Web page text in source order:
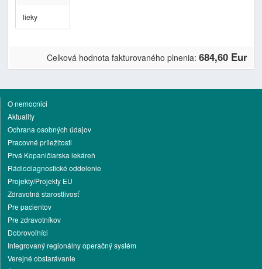
lieky
Celková hodnota fakturovaného plnenia: 684,60 Eur
O nemocnici
Aktuality
Ochrana osobných údajov
Pracovné príležitosti
Prvá Kopaničiarska lekáreň
Rádiodiagnostické oddelenie
Projekty/Projekty EU
Zdravotná starostlivosť
Pre pacientov
Pre zdravotníkov
Dobrovoľníci
Integrovaný regionálny operačný systém
Verejné obstarávanie